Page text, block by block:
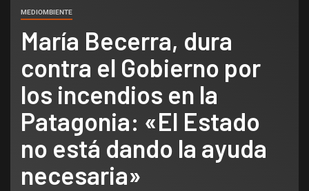
MEDIOMBIENTE
María Becerra, dura
contra el Gobierno por
los incendios en la
Patagonia: «El Estado
no está dando la ayuda
necesaria»